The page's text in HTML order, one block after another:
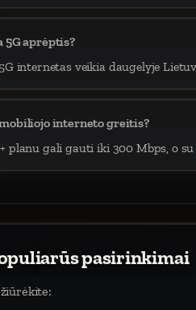
5G aprėptis?
internetas veikia daugelyje
interneto greitis?
planu gali gauti iki 300 Mbps, o
pasirinkimai